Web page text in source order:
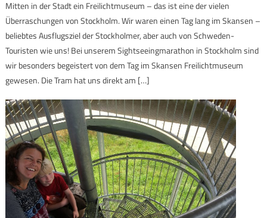
Mitten in der Stadt ein Freilichtmuseum – das ist eine der vielen
Überraschungen von Stockholm. Wir waren einen Tag lang im Skansen –
beliebtes Ausflugsziel der Stockholmer, aber auch von Schweden-
Touristen wie uns! Bei unserem Sightseeingmarathon in Stockholm sind
wir besonders begeistert von dem Tag im Skansen Freilichtmuseum
gewesen. Die Tram hat uns direkt am […]